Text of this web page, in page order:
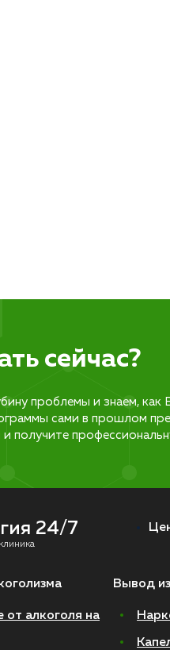
сейчас?
проблемы и знаем, как
сами в прошлом
и получите
24/7
от алкоголя на
Вывод